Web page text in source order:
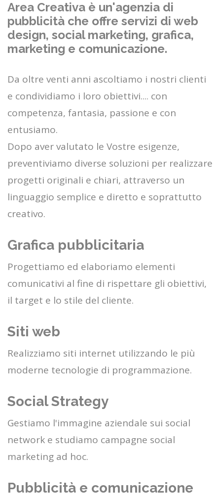
Area Creativa è un'agenzia di
pubblicità che offre servizi di web
design, social marketing, grafica,
marketing e comunicazione.
Da oltre venti anni ascoltiamo i nostri clienti
e condividiamo i loro obiettivi.... con
competenza, fantasia, passione e con
entusiamo.
Dopo aver valutato le Vostre esigenze,
preventiviamo diverse soluzioni per realizzare
progetti originali e chiari, attraverso un
linguaggio semplice e diretto e soprattutto
creativo.
Grafica pubblicitaria
Progettiamo ed elaboriamo elementi
comunicativi al fine di rispettare gli obiettivi,
il target e lo stile del cliente.
Siti web
Realizziamo siti internet utilizzando le più
moderne tecnologie di programmazione.
Social Strategy
Gestiamo l'immagine aziendale sui social
network e studiamo campagne social
marketing ad hoc.
Pubblicità e comunicazione